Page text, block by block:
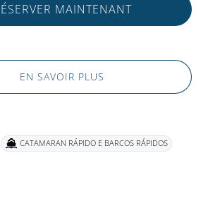
MAINTENANT
EN SAVOIR PLUS
CATAMARAN RÁPIDO E BARCOS RÁPIDOS